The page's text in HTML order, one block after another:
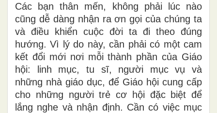
Các bạn thân mến, không phải lúc nào
cũng dễ dàng nhận ra ơn gọi của chúng ta
và điều khiển cuộc đời ta đi theo đúng
hướng. Vì lý do này, cần phải có một cam
kết đổi mới nơi mỗi thành phần của Giáo
hội: linh mục, tu sĩ, người mục vụ và
những nhà giáo dục, để Giáo hội cung cấp
cho những người trẻ cơ hội đặc biệt để
lắng nghe và nhận định. Cần có việc mục